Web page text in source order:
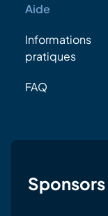
Aide
Informations
pratiques
FAQ
Sponsors